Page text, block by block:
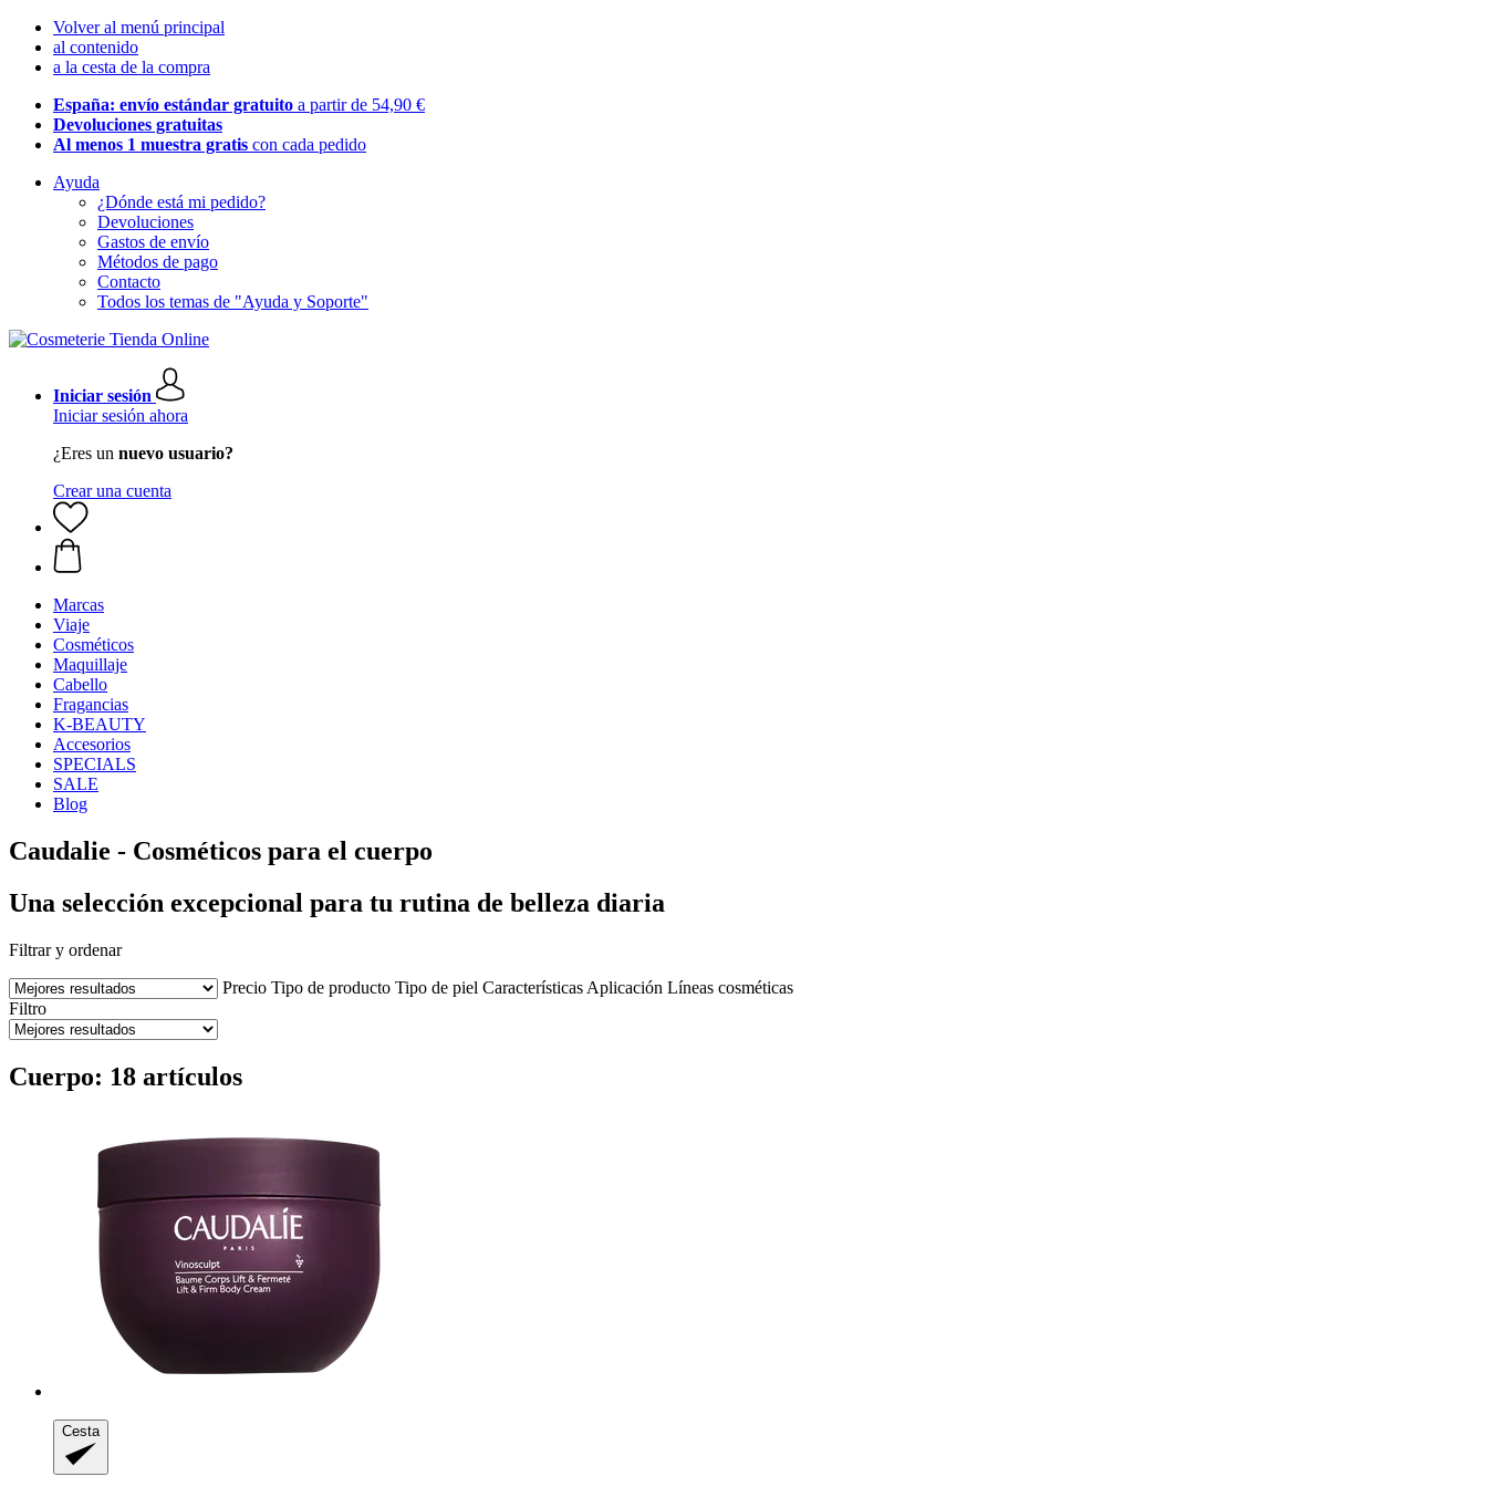
Volver al menú principal
al contenido
a la cesta de la compra
España: envío estándar gratuito a partir de 54,90 €
Devoluciones gratuitas
Al menos 1 muestra gratis con cada pedido
Ayuda
¿Dónde está mi pedido?
Devoluciones
Gastos de envío
Métodos de pago
Contacto
Todos los temas de "Ayuda y Soporte"
Iniciar sesión
Iniciar sesión ahora
¿Eres un nuevo usuario?
Crear una cuenta
Marcas
Viaje
Cosméticos
Maquillaje
Cabello
Fragancias
K-BEAUTY
Accesorios
SPECIALS
SALE
Blog
Caudalie - Cosméticos para el cuerpo
Una selección excepcional para tu rutina de belleza diaria
Filtrar y ordenar
Precio Tipo de producto Tipo de piel Características Aplicación Líneas cosméticas
Filtro
Cuerpo: 18 artículos
Cesta